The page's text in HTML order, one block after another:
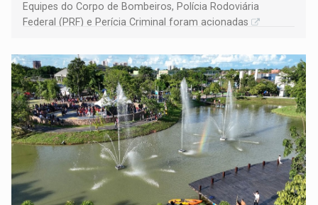
Equipes do Corpo de Bombeiros, Polícia Rodoviária
Federal (PRF) e Perícia Criminal foram acionadas